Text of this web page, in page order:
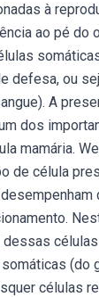
à
ao pé do
defesa, ou
A
dos
mamária.
de célula
(do
células